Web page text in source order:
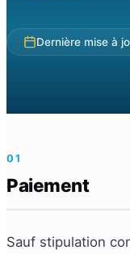
Dernière mise à
01
Paiement
Sauf stipulation